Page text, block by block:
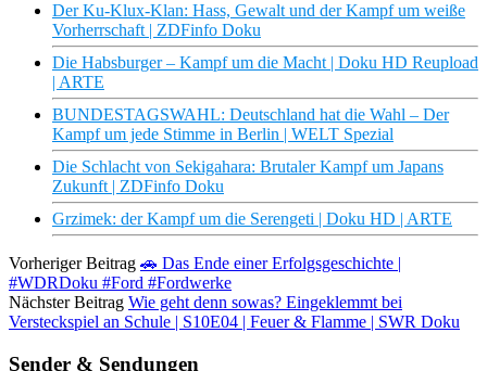
Der Ku-Klux-Klan: Hass, Gewalt und der Kampf um weiße
Vorherrschaft | ZDFinfo Doku
Die Habsburger – Kampf um die Macht | Doku HD Reupload
| ARTE
BUNDESTAGSWAHL: Deutschland hat die Wahl – Der
Kampf um jede Stimme in Berlin | WELT Spezial
Die Schlacht von Sekigahara: Brutaler Kampf um Japans
Zukunft | ZDFinfo Doku
Grzimek: der Kampf um die Serengeti | Doku HD | ARTE
Vorheriger Beitrag 🚗 Das Ende einer Erfolgsgeschichte |
#WDRDoku #Ford #Fordwerke
Nächster Beitrag Wie geht denn sowas? Eingeklemmt bei
Versteckspiel an Schule | S10E04 | Feuer & Flamme | SWR Doku
Sender & Sendungen